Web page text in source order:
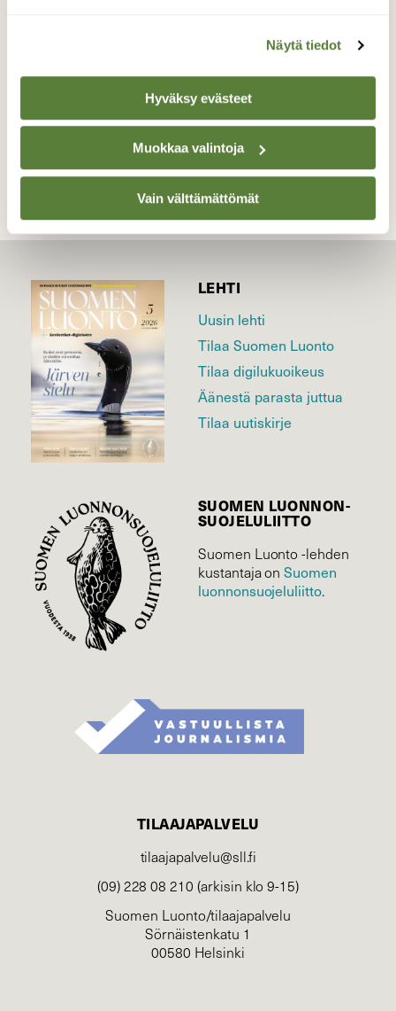
Näytä tiedot
Hyväksy evästeet
Muokkaa valintoja
Vain välttämättömät
TAKAISIN LISTAAN
LEHTI
Uusin lehti
Tilaa Suomen Luonto
Tilaa digilukuoikeus
Äänestä parasta juttua
Tilaa uutiskirje
SUOMEN LUONNON­
SUOJELU­LIITTO
Suomen Luonto -lehden
kustantaja onSuomen
luonnonsuojelu­liitto.
TILAAJAPALVELU
tilaajapalvelu@sll.fi
(09) 228 08 210 (arkisin klo 9-15)
Suomen Luonto/tilaajapalvelu
Sörnäistenkatu 1
00580 Helsinki